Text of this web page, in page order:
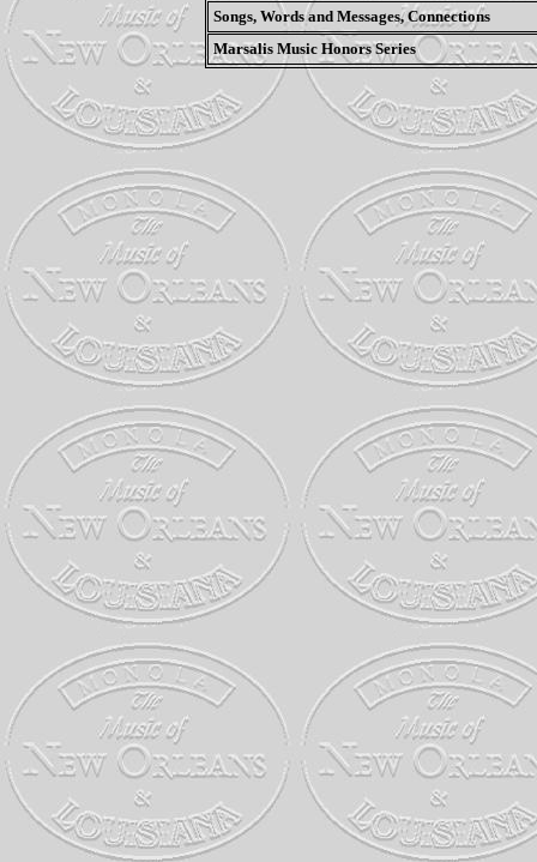
Songs, Words and Messages, Connections
Marsalis Music Honors Series